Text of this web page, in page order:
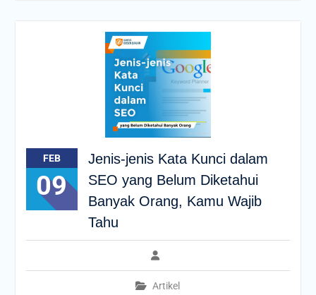
FEB
09
Jenis-jenis Kata Kunci dalam
SEO yang Belum Diketahui
Banyak Orang, Kamu Wajib
Tahu
Artikel